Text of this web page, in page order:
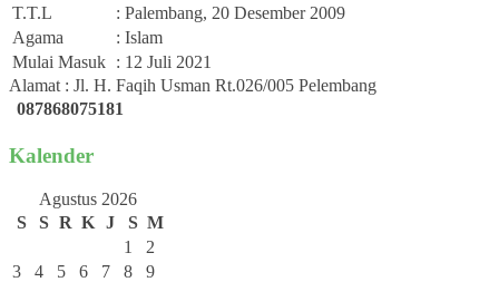
T.T.L
: Palembang, 20 Desember 2009
Agama
: Islam
Mulai Masuk : 12 Juli 2021
Alamat : Jl. H. Faqih Usman Rt.026/005 Pelembang
087868075181
Kalender
Agustus 2026
S
S R K J S M
1
2
3
4 5 6 7 8
9